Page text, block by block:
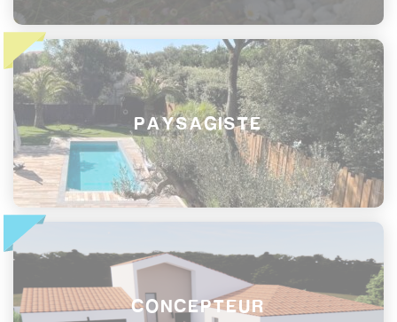
PAYSAGISTE
CONCEPTEUR